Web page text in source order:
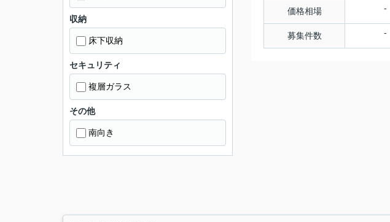
価格相場 -
募集件数 -
収納
床下収納
セキュリティ
複層ガラス
その他
南向き